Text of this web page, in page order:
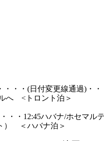
・・・(日付変更線通過)・
<トロント泊＞
・・12:45ハバナ/ホセマ
） ＜ハバナ泊＞